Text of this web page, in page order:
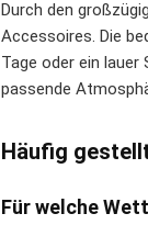
Durch den
Accessoires. Die
Tage oder ein lauer
passende
Häufig
Für welche